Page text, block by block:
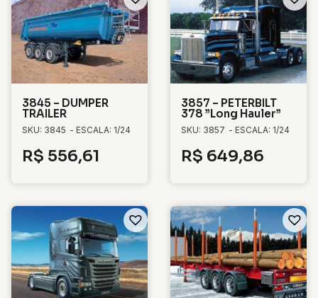
3845 – DUMPER
TRAILER
SKU: 3845 - ESCALA: 1/24
R$ 556,61
3857 – PETERBILT
378 ”Long Hauler”
SKU: 3857 - ESCALA: 1/24
R$ 649,86